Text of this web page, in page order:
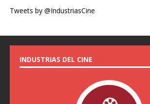
Tweets by @IndustriasCine
INDUSTRIAS DEL CINE